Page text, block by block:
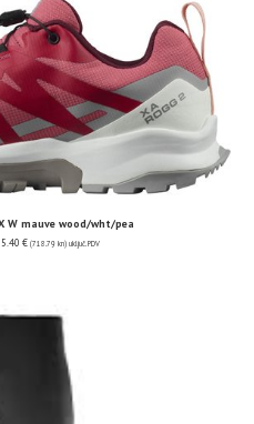
W mauve wood/wht/pea
€ (718.79 kn) uključ. PDV